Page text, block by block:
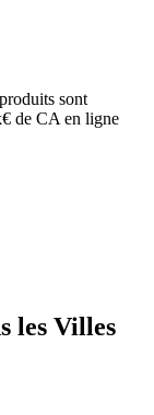
sont
de CA en ligne
les Villes